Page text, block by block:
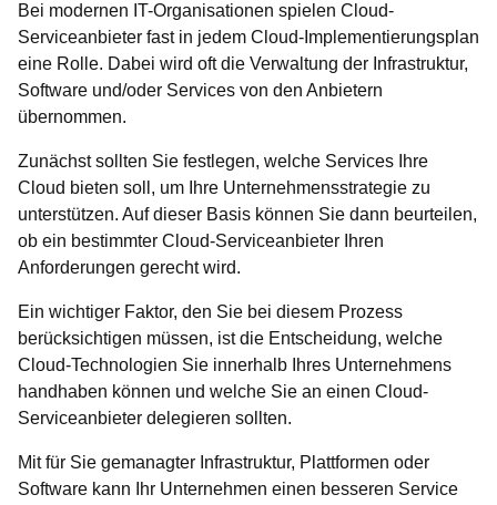
Bei modernen IT-Organisationen spielen Cloud-
Serviceanbieter fast in jedem Cloud-Implementierungsplan
eine Rolle. Dabei wird oft die Verwaltung der Infrastruktur,
Software und/oder Services von den Anbietern
übernommen.
Zunächst sollten Sie festlegen, welche Services Ihre
Cloud bieten soll, um Ihre Unternehmensstrategie zu
unterstützen. Auf dieser Basis können Sie dann beurteilen,
ob ein bestimmter Cloud-Serviceanbieter Ihren
Anforderungen gerecht wird.
Ein wichtiger Faktor, den Sie bei diesem Prozess
berücksichtigen müssen, ist die Entscheidung, welche
Cloud-Technologien Sie innerhalb Ihres Unternehmens
handhaben können und welche Sie an einen Cloud-
Serviceanbieter delegieren sollten.
Mit für Sie gemanagter Infrastruktur, Plattformen oder
Software kann Ihr Unternehmen einen besseren Service